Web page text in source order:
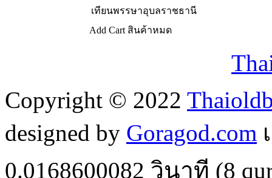
เทียนพรรษาอุบลราชธานี
Add Cart สินค้าหมด
Copyright © 2022
designed by Goragod.com
0.0168600082 วินาที (8